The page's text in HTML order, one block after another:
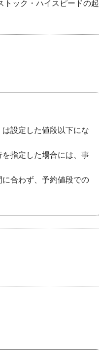
トック・ハイスピードの起
設定した値段以下にな
指定した場合には、事
合わず、予約値段での